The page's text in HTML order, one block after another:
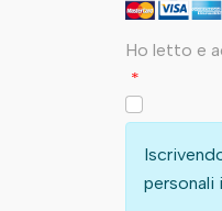
Ho letto e
*
personali